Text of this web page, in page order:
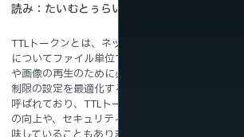
読み たいむとぅらいぶとーくん
TTLトークンとは、ネットワーク上で配信される
についてファイル単位で挿入されるシステムであ
や画像の再生のために必要最低限の反復や送信回
制限の設定を最適化するシステムのことを指しま
呼ばれており、TTLトークンと略されています。プ
の向上や、セキュリティシステムの強化といった